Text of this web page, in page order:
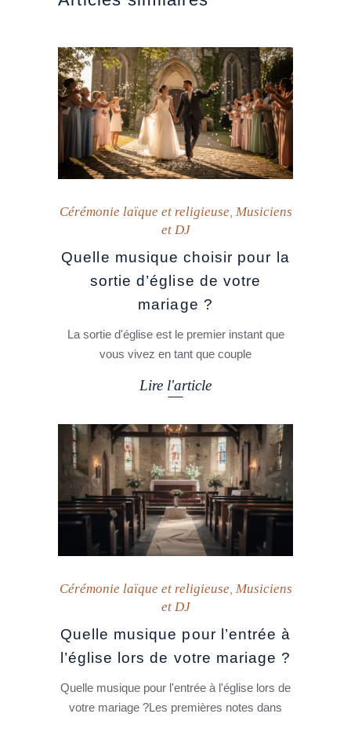
Cérémonie laïque et religieuse, Musiciens
et DJ
Quelle musique choisir pour la
sortie d’église de votre
mariage ?
La sortie d'église est le premier instant que
vous vivez en tant que couple
Lire l'article
Cérémonie laïque et religieuse, Musiciens
et DJ
Quelle musique pour l’entrée à
l’église lors de votre mariage ?
Quelle musique pour l'entrée à l'église lors de
votre mariage ?Les premières notes dans